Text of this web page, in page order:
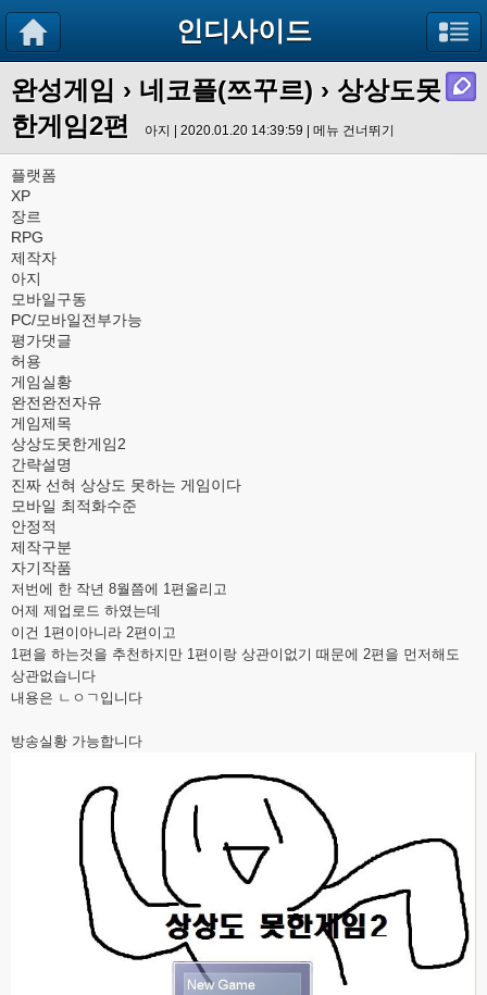
인디사이드
완성게임 › 네코플(쯔꾸르) › 상상도못
한게임2편
아지 | 2020.01.20 14:39:59 | 메뉴 건너뛰기
플랫폼
XP
장르
RPG
제작자
아지
모바일구동
PC/모바일전부가능
평가댓글
허용
게임실황
완전완전자유
게임제목
상상도못한게임2
간략설명
진짜 선혀 상상도 못하는 게임이다
모바일 최적화수준
안정적
제작구분
자기작품
저번에 한 작년 8월쯤에 1편올리고
어제 제업로드 하였는데
이건 1편이아니라 2편이고
1편을 하는것을 추천하지만 1편이랑 상관이없기 때문에 2편을 먼저해도
상관없습니다
내용은 ㄴㅇㄱ입니다
방송실황 가능합니다